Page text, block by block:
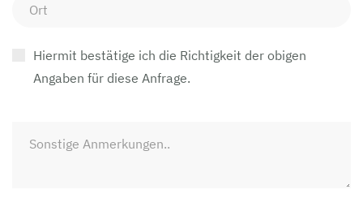
Hiermit bestätige ich die Richtigkeit der obigen
Angaben für diese Anfrage.